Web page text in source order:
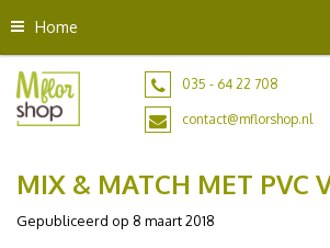
n
Home
035 - 64 22 708
contact@mflorshop.nl
MIX & MATCH MET PVC
Gepubliceerd op 8 maart 2018